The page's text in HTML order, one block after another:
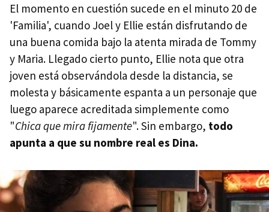
El momento en cuestión sucede en el minuto 20 de
'Familia', cuando Joel y Ellie están disfrutando de
una buena comida bajo la atenta mirada de Tommy
y Maria. Llegado cierto punto, Ellie nota que otra
joven está observándola desde la distancia, se
molesta y básicamente espanta a un personaje que
luego aparece acreditada simplemente como
"Chica que mira fijamente". Sin embargo, todo
apunta a que su nombre real es Dina.